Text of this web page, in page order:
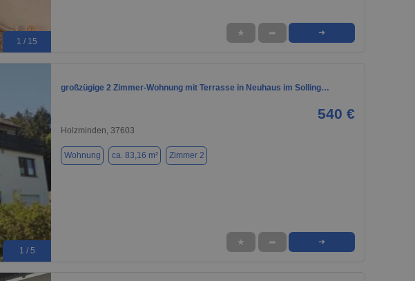
1 / 15
★ ➦ ➜
1 / 5
großzügige 2 Zimmer-Wohnung mit Terrasse in Neuhaus im Solling…
540 €
Holzminden, 37603
Wohnung ca. 83,16 m² Zimmer 2
★ ➦ ➜